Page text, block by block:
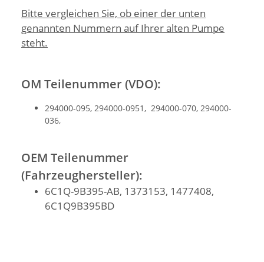
Bitte vergleichen Sie, ob einer der unten
genannten Nummern auf Ihrer alten Pumpe
steht.
OM Teilenummer (VDO):
294000-095, 294000-0951, 294000-070, 294000-
036,
OEM Teilenummer
(Fahrzeughersteller):
6C1Q-9B395-AB, 1373153, 1477408,
6C1Q9B395BD